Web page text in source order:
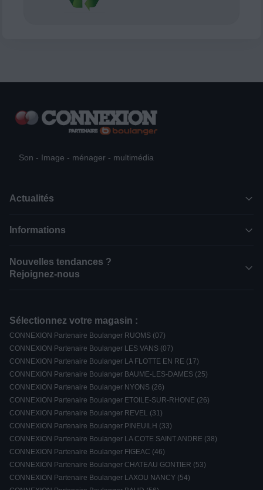
Son - Image - ménager - multimédia
Actualités
Informations
Nouvelles tendances ?
Rejoignez-nous
Sélectionnez votre magasin :
CONNEXION Partenaire Boulanger RUOMS (07)
CONNEXION Partenaire Boulanger LES VANS (07)
CONNEXION Partenaire Boulanger LA FLOTTE EN RE (17)
CONNEXION Partenaire Boulanger BAUME-LES-DAMES (25)
CONNEXION Partenaire Boulanger NYONS (26)
CONNEXION Partenaire Boulanger ETOILE-SUR-RHONE (26)
CONNEXION Partenaire Boulanger REVEL (31)
CONNEXION Partenaire Boulanger PINEUILH (33)
CONNEXION Partenaire Boulanger LA COTE SAINT ANDRE (38)
CONNEXION Partenaire Boulanger FIGEAC (46)
CONNEXION Partenaire Boulanger CHATEAU GONTIER (53)
CONNEXION Partenaire Boulanger LAXOU NANCY (54)